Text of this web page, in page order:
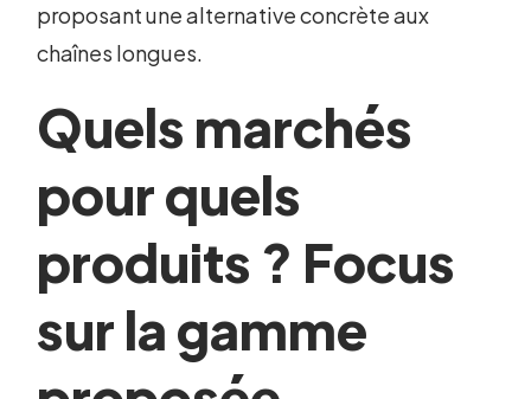
proposant une alternative concrète aux
chaînes longues.
Quels marchés
pour quels
produits ? Focus
sur la gamme